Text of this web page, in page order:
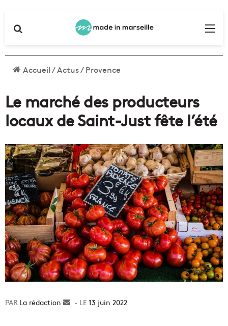
Accueil/Actus/Provence
Le marché des producteurs
locaux de Saint-Just fête l’été
La rédaction
Envoyer13 juin 2022